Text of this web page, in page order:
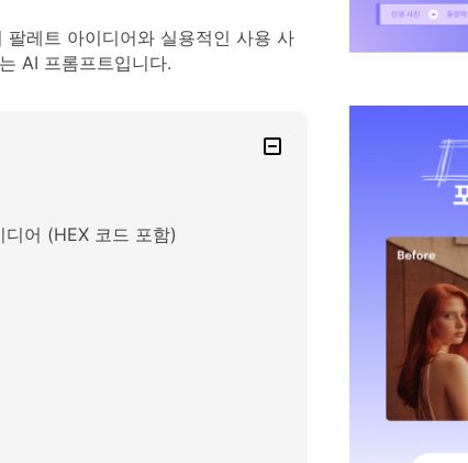
레트 아이디어와 실용적인 사용 사
AI 프롬프트입니다.
어 (HEX 코드 포함)